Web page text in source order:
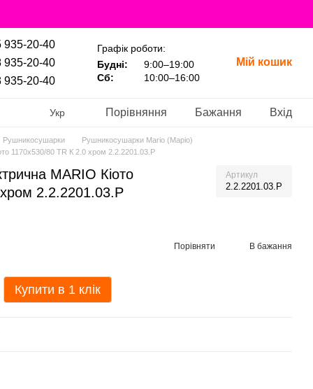
935-20-40
935-20-40
935-20-40
Графік роботи:
Будні:
9:00–19:00
Сб:
10:00–16:00
Мій кошик
Укр Порівняння Бажання Вхід
Рушникосушарки
Рушникосушарки Mario (Маріо)
1170х530/80 TR К 2.0 хром 2.2.2201.03.P
MARIO Кіото
2.2.2201.03.P
Артикул
2.2.2201.03.P
Порівняти В бажання
Купити в 1 клік